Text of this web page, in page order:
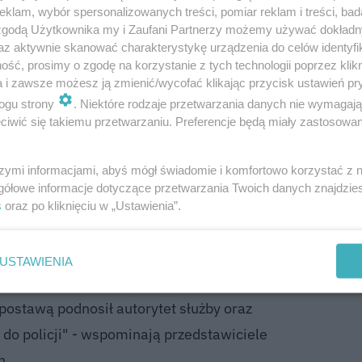
obecność była kluczowapodczas zabezpieczania
imprez masowych czy manifestacji
służbowe, wykazywał profesjonalizm i
i wiedzy przyczynił się do
w zwalczaniu przestępczości pospolitej.
życia policyjnego i jednym z
podnosił autorytet służby oraz
do policji" - wspominają przedstawiciele
wybór spersonalizowanych treści, pomiar reklam i treści,
Użytkownika my i Zaufani Partnerzy możemy używać
aktywnie skanować charakterystykę urządzenia do celów
prosimy o zgodę na korzystanie z tych technologii poprzez
i zawsze możesz ją zmienić/wycofać klikając przycisk ustawień
strony
. Niektóre rodzaje przetwarzania danych nie
się takiemu przetwarzaniu. Preferencje będą miały
informacjami, abyś mógł świadomie i komfortowo korzystać z
informacje dotyczące przetwarzania Twoich danych
oraz po kliknięciu w „Ustawienia”.
USTAWIENIA